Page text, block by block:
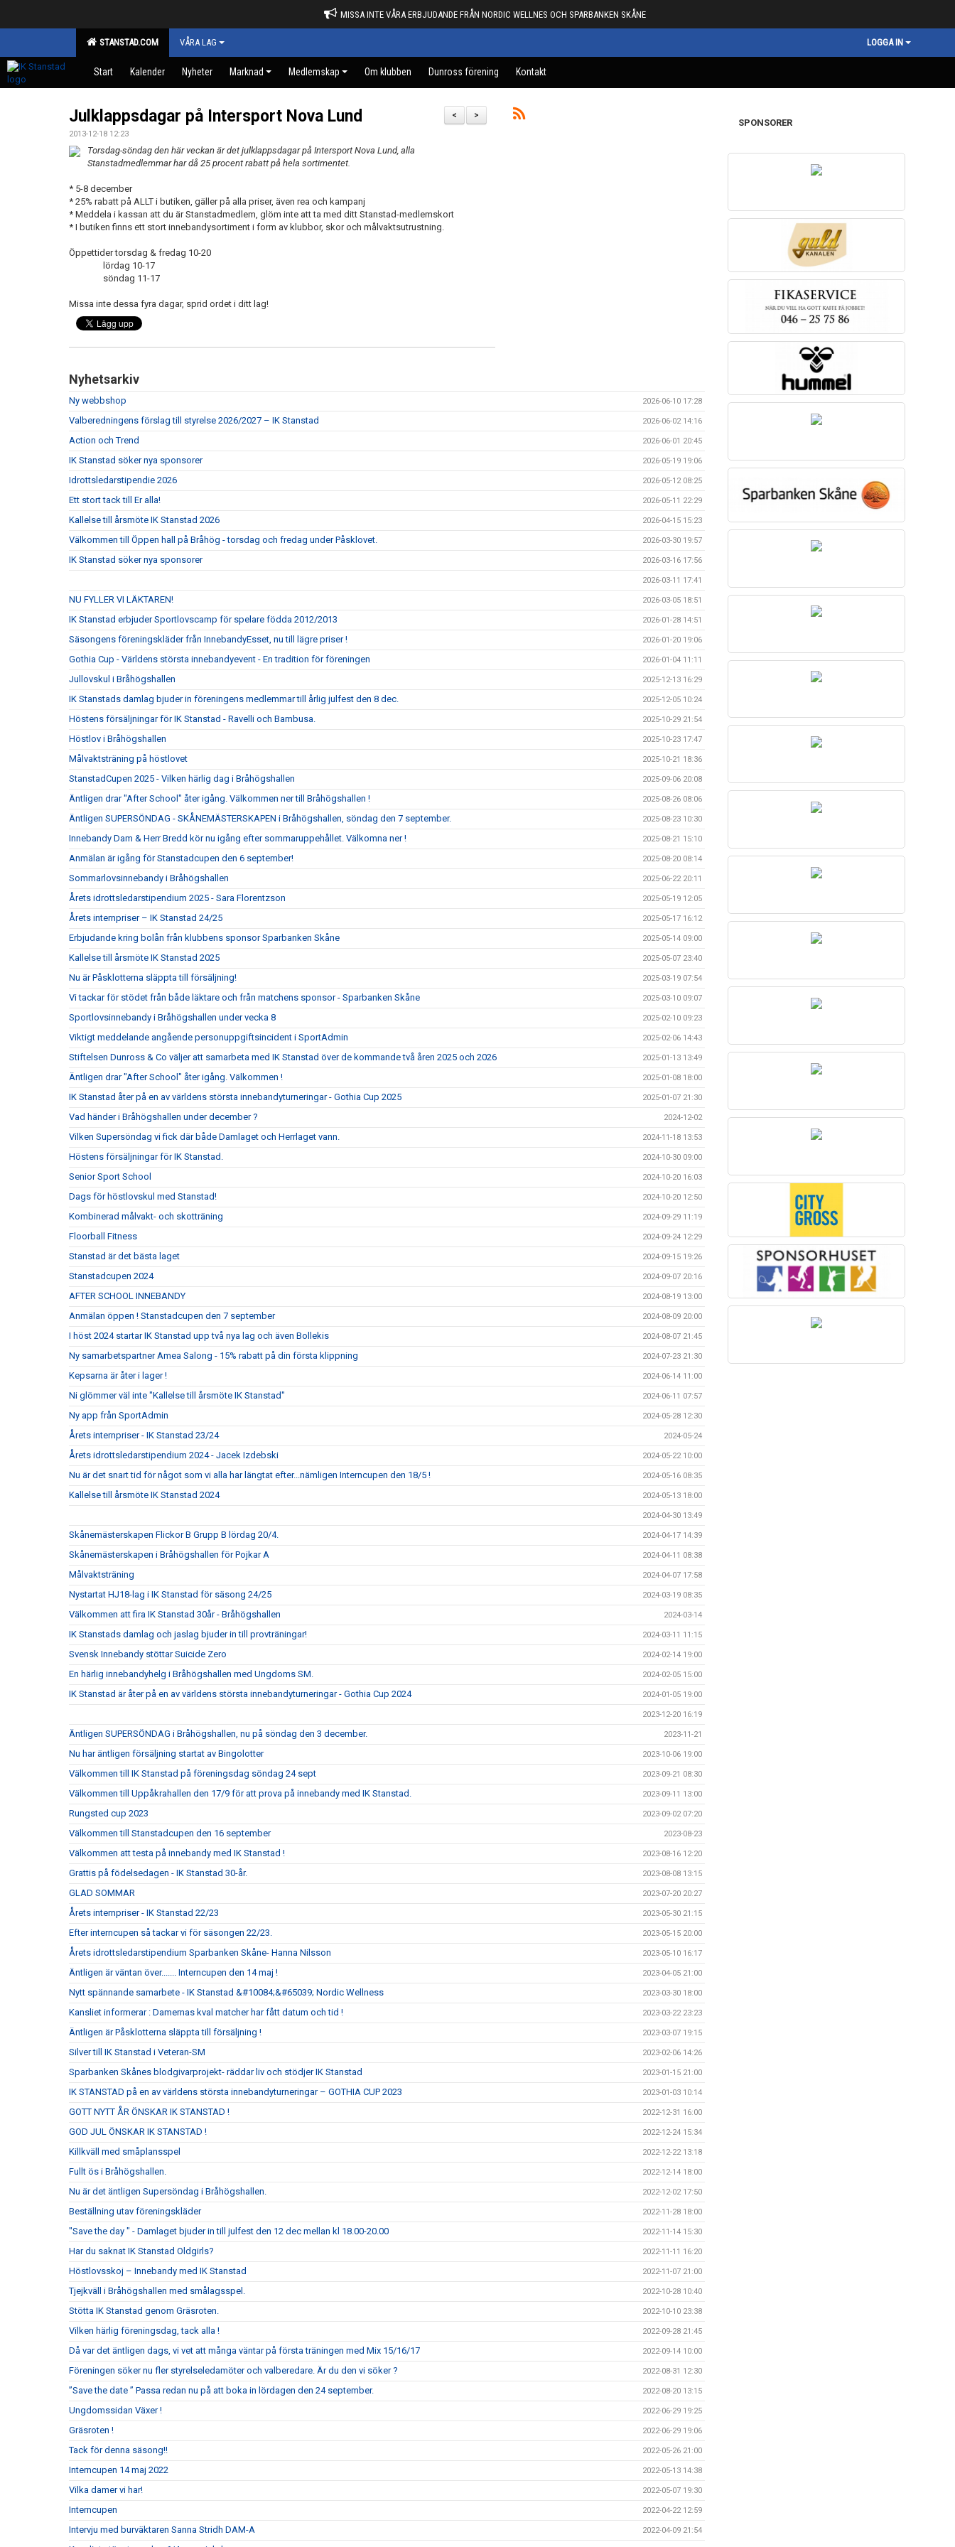
MISSA INTE VÅRA ERBJUDANDE FRÅN NORDIC WELLNES OCH SPARBANKEN SKÅNE
STANSTAD.COM VÅRA LAG LOGGA IN
Start Kalender Nyheter Marknad Medlemskap Om klubben Dunross förening Kontakt
>
<
Julklappsdagar på Intersport Nova Lund
2013-12-18 12:23
Torsdag-söndag den här veckan är det julklappsdagar på Intersport Nova Lund, alla
Stanstadmedlemmar har då 25 procent rabatt på hela sortimentet.
* 5-8 december
* 25% rabatt på ALLT i butiken, gäller på alla priser, även rea och kampanj
* Meddela i kassan att du är Stanstadmedlem, glöm inte att ta med ditt Stanstad-medlemskort
* I butiken finns ett stort innebandysortiment i form av klubbor, skor och målvaktsutrustning.
Öppettider torsdag & fredag 10-20
lördag 10-17
söndag 11-17
Missa inte dessa fyra dagar, sprid ordet i ditt lag!
Nyhetsarkiv
Ny webbshop 2026-06-10 17:28
Valberedningens förslag till styrelse 2026/2027 – IK Stanstad 2026-06-02 14:16
Action och Trend 2026-06-01 20:45
IK Stanstad söker nya sponsorer 2026-05-19 19:06
Idrottsledarstipendie 2026 2026-05-12 08:25
Ett stort tack till Er alla! 2026-05-11 22:29
Kallelse till årsmöte IK Stanstad 2026 2026-04-15 15:23
Välkommen till Öppen hall på Bråhög - torsdag och fredag under Påsklovet. 2026-03-30 19:57
IK Stanstad söker nya sponsorer 2026-03-16 17:56
2026-03-11 17:41
NU FYLLER VI LÄKTAREN! 2026-03-05 18:51
IK Stanstad erbjuder Sportlovscamp för spelare födda 2012/2013 2026-01-28 14:51
Säsongens föreningskläder från InnebandyEsset, nu till lägre priser ! 2026-01-20 19:06
Gothia Cup - Världens största innebandyevent - En tradition för föreningen 2026-01-04 11:11
Jullovskul i Bråhögshallen 2025-12-13 16:29
IK Stanstads damlag bjuder in föreningens medlemmar till årlig julfest den 8 dec. 2025-12-05 10:24
Höstens försäljningar för IK Stanstad - Ravelli och Bambusa. 2025-10-29 21:54
Höstlov i Bråhögshallen 2025-10-23 17:47
Målvaktsträning på höstlovet 2025-10-21 18:36
StanstadCupen 2025 - Vilken härlig dag i Bråhögshallen 2025-09-06 20:08
Äntligen drar "After School" åter igång. Välkommen ner till Bråhögshallen ! 2025-08-26 08:06
Äntligen SUPERSÖNDAG - SKÅNEMÄSTERSKAPEN i Bråhögshallen, söndag den 7 september. 2025-08-23 10:30
Innebandy Dam & Herr Bredd kör nu igång efter sommaruppehållet. Välkomna ner ! 2025-08-21 15:10
Anmälan är igång för Stanstadcupen den 6 september! 2025-08-20 08:14
Sommarlovsinnebandy i Bråhögshallen 2025-06-22 20:11
Årets idrottsledarstipendium 2025 - Sara Florentzson 2025-05-19 12:05
Årets internpriser – IK Stanstad 24/25 2025-05-17 16:12
Erbjudande kring bolån från klubbens sponsor Sparbanken Skåne 2025-05-14 09:00
Kallelse till årsmöte IK Stanstad 2025 2025-05-07 23:40
Nu är Påsklotterna släppta till försäljning! 2025-03-19 07:54
Vi tackar för stödet från både läktare och från matchens sponsor - Sparbanken Skåne 2025-03-10 09:07
Sportlovsinnebandy i Bråhögshallen under vecka 8 2025-02-10 09:23
Viktigt meddelande angående personuppgiftsincident i SportAdmin 2025-02-06 14:43
Stiftelsen Dunross & Co väljer att samarbeta med IK Stanstad över de kommande två åren 2025 och 2026 2025-01-13 13:49
Äntligen drar "After School" åter igång. Välkommen ! 2025-01-08 18:00
IK Stanstad åter på en av världens största innebandyturneringar - Gothia Cup 2025 2025-01-07 21:30
Vad händer i Bråhögshallen under december ? 2024-12-02
Vilken Supersöndag vi fick där både Damlaget och Herrlaget vann. 2024-11-18 13:53
Höstens försäljningar för IK Stanstad. 2024-10-30 09:00
Senior Sport School 2024-10-20 16:03
Dags för höstlovskul med Stanstad! 2024-10-20 12:50
Kombinerad målvakt- och skotträning 2024-09-29 11:19
Floorball Fitness 2024-09-24 12:29
Stanstad är det bästa laget 2024-09-15 19:26
Stanstadcupen 2024 2024-09-07 20:16
AFTER SCHOOL INNEBANDY 2024-08-19 13:00
Anmälan öppen ! Stanstadcupen den 7 september 2024-08-09 20:00
I höst 2024 startar IK Stanstad upp två nya lag och även Bollekis 2024-08-07 21:45
Ny samarbetspartner Amea Salong - 15% rabatt på din första klippning 2024-07-23 21:30
Kepsarna är åter i lager ! 2024-06-14 11:00
Ni glömmer väl inte "Kallelse till årsmöte IK Stanstad" 2024-06-11 07:57
Ny app från SportAdmin 2024-05-28 12:30
Årets internpriser - IK Stanstad 23/24 2024-05-24
Årets idrottsledarstipendium 2024 - Jacek Izdebski 2024-05-22 10:00
Nu är det snart tid för något som vi alla har längtat efter...nämligen Interncupen den 18/5 ! 2024-05-16 08:35
Kallelse till årsmöte IK Stanstad 2024 2024-05-13 18:00
2024-04-30 13:49
Skånemästerskapen Flickor B Grupp B lördag 20/4. 2024-04-17 14:39
Skånemästerskapen i Bråhögshallen för Pojkar A 2024-04-11 08:38
Målvaktsträning 2024-04-07 17:58
Nystartat HJ18-lag i IK Stanstad för säsong 24/25 2024-03-19 08:35
Välkommen att fira IK Stanstad 30år - Bråhögshallen 2024-03-14
IK Stanstads damlag och jaslag bjuder in till provträningar! 2024-03-11 11:15
Svensk Innebandy stöttar Suicide Zero 2024-02-14 19:00
En härlig innebandyhelg i Bråhögshallen med Ungdoms SM. 2024-02-05 15:00
IK Stanstad är åter på en av världens största innebandyturneringar - Gothia Cup 2024 2024-01-05 19:00
2023-12-20 16:19
Äntligen SUPERSÖNDAG i Bråhögshallen, nu på söndag den 3 december. 2023-11-21
Nu har äntligen försäljning startat av Bingolotter 2023-10-06 19:00
Välkommen till IK Stanstad på föreningsdag söndag 24 sept 2023-09-21 08:30
Välkommen till Uppåkrahallen den 17/9 för att prova på innebandy med IK Stanstad. 2023-09-11 13:00
Rungsted cup 2023 2023-09-02 07:20
Välkommen till Stanstadcupen den 16 september 2023-08-23
Välkommen att testa på innebandy med IK Stanstad ! 2023-08-16 12:20
Grattis på födelsedagen - IK Stanstad 30-år. 2023-08-08 13:15
GLAD SOMMAR 2023-07-20 20:27
Årets internpriser - IK Stanstad 22/23 2023-05-30 21:15
Efter interncupen så tackar vi för säsongen 22/23. 2023-05-15 20:00
Årets idrottsledarstipendium Sparbanken Skåne- Hanna Nilsson 2023-05-10 16:17
Äntligen är väntan över....... Interncupen den 14 maj ! 2023-04-05 21:00
Nytt spännande samarbete - IK Stanstad &#10084;&#65039; Nordic Wellness 2023-03-30 18:00
Kansliet informerar : Damernas kval matcher har fått datum och tid ! 2023-03-22 23:23
Äntligen är Påsklotterna släppta till försäljning ! 2023-03-07 19:15
Silver till IK Stanstad i Veteran-SM 2023-02-06 14:26
Sparbanken Skånes blodgivarprojekt- räddar liv och stödjer IK Stanstad 2023-01-15 21:00
IK STANSTAD på en av världens största innebandyturneringar – GOTHIA CUP 2023 2023-01-03 10:14
GOTT NYTT ÅR ÖNSKAR IK STANSTAD ! 2022-12-31 16:00
GOD JUL ÖNSKAR IK STANSTAD ! 2022-12-24 15:34
Killkväll med småplansspel 2022-12-22 13:18
Fullt ös i Bråhögshallen. 2022-12-14 18:00
Nu är det äntligen Supersöndag i Bråhögshallen. 2022-12-02 17:50
Beställning utav föreningskläder 2022-11-28 18:00
"Save the day " - Damlaget bjuder in till julfest den 12 dec mellan kl 18.00-20.00 2022-11-14 15:30
Har du saknat IK Stanstad Oldgirls? 2022-11-11 16:20
Höstlovsskoj – Innebandy med IK Stanstad 2022-11-07 21:00
Tjejkväll i Bråhögshallen med smålagsspel. 2022-10-28 10:40
Stötta IK Stanstad genom Gräsroten. 2022-10-10 23:38
Vilken härlig föreningsdag, tack alla ! 2022-09-28 21:45
Då var det äntligen dags, vi vet att många väntar på första träningen med Mix 15/16/17 2022-09-14 10:00
Föreningen söker nu fler styrelseledamöter och valberedare. Är du den vi söker ? 2022-08-31 12:30
”Save the date ” Passa redan nu på att boka in lördagen den 24 september. 2022-08-20 13:15
Ungdomssidan Växer ! 2022-06-29 19:25
Gräsroten ! 2022-06-29 19:06
Tack för denna säsong!! 2022-05-26 21:00
Interncupen 14 maj 2022 2022-05-13 14:38
Vilka damer vi har! 2022-05-07 19:30
Interncupen 2022-04-22 12:59
Intervju med burväktaren Sanna Stridh DAM-A 2022-04-09 21:54
SPONSORER